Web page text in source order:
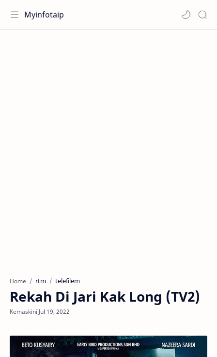
Myinfotaip
Home rtm telefilem
Rekah Di Jari Kak Long (TV2)